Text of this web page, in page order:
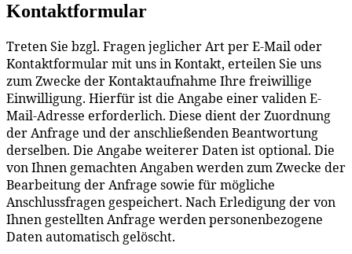
Kontaktformular
Treten Sie bzgl. Fragen jeglicher Art per E-Mail oder
Kontaktformular mit uns in Kontakt, erteilen Sie uns
zum Zwecke der Kontaktaufnahme Ihre freiwillige
Einwilligung. Hierfür ist die Angabe einer validen E-
Mail-Adresse erforderlich. Diese dient der Zuordnung
der Anfrage und der anschließenden Beantwortung
derselben. Die Angabe weiterer Daten ist optional. Die
von Ihnen gemachten Angaben werden zum Zwecke der
Bearbeitung der Anfrage sowie für mögliche
Anschlussfragen gespeichert. Nach Erledigung der von
Ihnen gestellten Anfrage werden personenbezogene
Daten automatisch gelöscht.